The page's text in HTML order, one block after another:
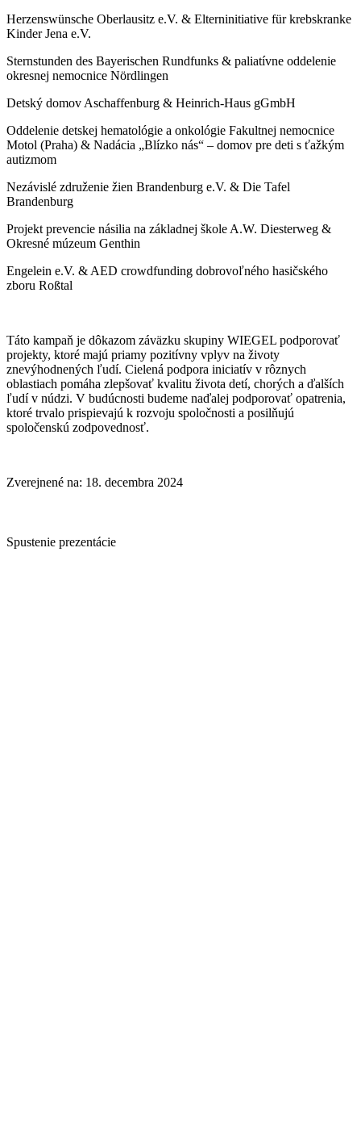
Herzenswünsche Oberlausitz e.V. & Elterninitiative für krebskranke
Kinder Jena e.V.
Sternstunden des Bayerischen Rundfunks & paliatívne oddelenie
okresnej nemocnice Nördlingen
Detský domov Aschaffenburg & Heinrich-Haus gGmbH
Oddelenie detskej hematológie a onkológie Fakultnej nemocnice
Motol (Praha) & Nadácia „Blízko nás“ – domov pre deti s ťažkým
autizmom
Nezávislé združenie žien Brandenburg e.V. & Die Tafel
Brandenburg
Projekt prevencie násilia na základnej škole A.W. Diesterweg &
Okresné múzeum Genthin
Engelein e.V. & AED crowdfunding dobrovoľného hasičského
zboru Roßtal
Táto kampaň je dôkazom záväzku skupiny WIEGEL podporovať
projekty, ktoré majú priamy pozitívny vplyv na životy
znevýhodnených ľudí. Cielená podpora iniciatív v rôznych
oblastiach pomáha zlepšovať kvalitu života detí, chorých a ďalších
ľudí v núdzi. V budúcnosti budeme naďalej podporovať opatrenia,
ktoré trvalo prispievajú k rozvoju spoločnosti a posilňujú
spoločenskú zodpovednosť.
Zverejnené na: 18. decembra 2024
Spustenie prezentácie